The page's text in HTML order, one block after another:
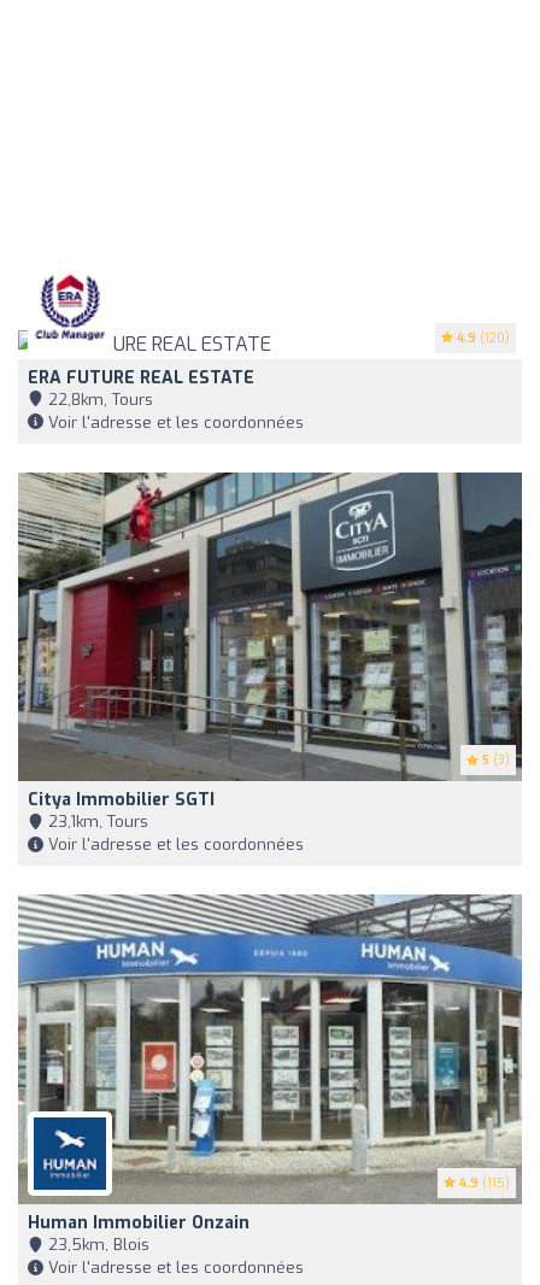
4.9 (120)
ERA FUTURE REAL ESTATE
22,8km, Tours
Voir l'adresse et les coordonnées
5 (3)
Citya Immobilier SGTI
23,1km, Tours
Voir l'adresse et les coordonnées
4.9 (115)
Human Immobilier Onzain
23,5km, Blois
Voir l'adresse et les coordonnées